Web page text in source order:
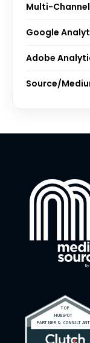
Multi-
Google
Adobe
Source/